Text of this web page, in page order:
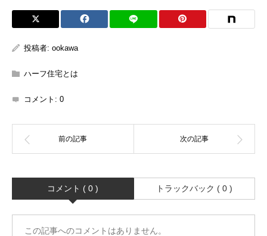
投稿者: ookawa
ハーフ住宅とは
コメント: 0
コメント ( 0 ) トラックバック ( 0 )
この記事へのコメントはありません。